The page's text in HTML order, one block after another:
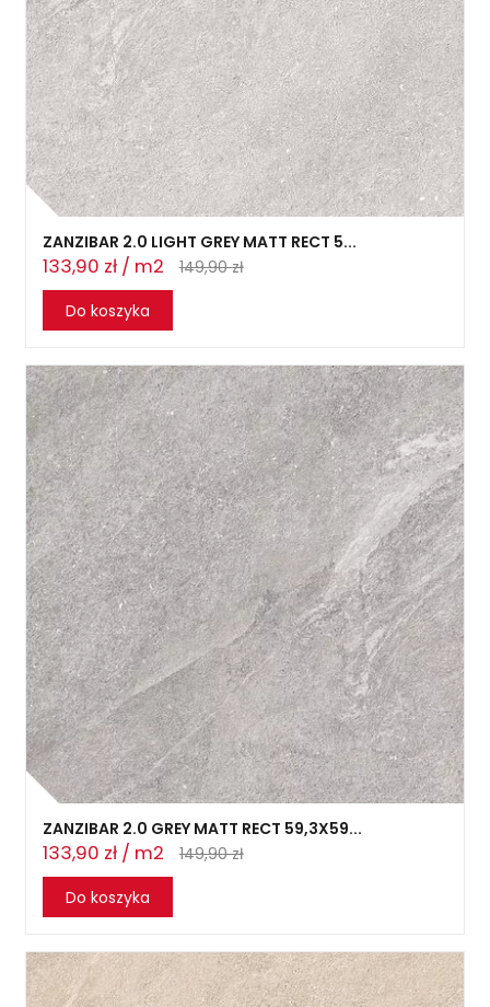
ZANZIBAR 2.0 LIGHT GREY MATT RECT 5...
133,90 zł / m2
149,90 zł
Do koszyka
ZANZIBAR 2.0 GREY MATT RECT 59,3X59...
133,90 zł / m2
149,90 zł
Do koszyka